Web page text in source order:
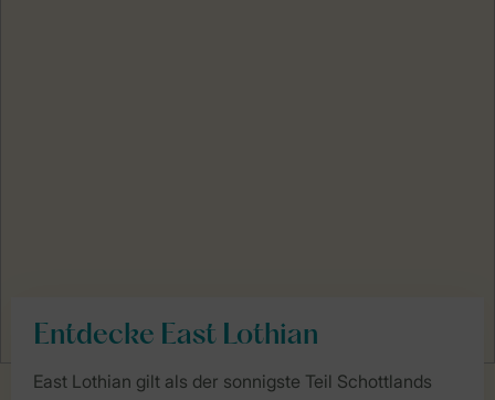
Entdecke East Lothian
East Lothian gilt als der sonnigste Teil Schottlands